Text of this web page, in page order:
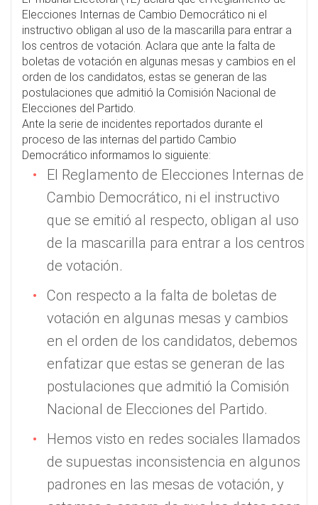
Elecciones Internas de Cambio Democrático ni el
instructivo obligan al uso de la mascarilla para entrar a
los centros de votación. Aclara que ante la falta de
boletas de votación en algunas mesas y cambios en el
orden de los candidatos, estas se generan de las
postulaciones que admitió la Comisión Nacional de
Elecciones del Partido.
Ante la serie de incidentes reportados durante el
proceso de las internas del partido Cambio
Democrático informamos lo siguiente:
El Reglamento de Elecciones Internas de
Cambio Democrático, ni el instructivo
que se emitió al respecto, obligan al uso
de la mascarilla para entrar a los centros
de votación.
Con respecto a la falta de boletas de
votación en algunas mesas y cambios
en el orden de los candidatos, debemos
enfatizar que estas se generan de las
postulaciones que admitió la Comisión
Nacional de Elecciones del Partido.
Hemos visto en redes sociales llamados
de supuestas inconsistencia en algunos
padrones en las mesas de votación, y